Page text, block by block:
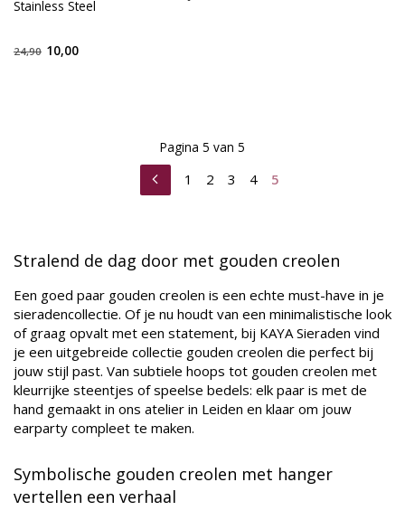
Stainless Steel
24,90 10,00
1 2 3 4 5
Pagina 5 van 5
Stralend de dag door met gouden creolen
Een goed paar gouden creolen is een echte must-have in je
sieradencollectie. Of je nu houdt van een minimalistische look
of graag opvalt met een statement, bij KAYA Sieraden vind
je een uitgebreide collectie gouden creolen die perfect bij
jouw stijl past. Van subtiele hoops tot gouden creolen met
kleurrijke steentjes of speelse bedels: elk paar is met de
hand gemaakt in ons atelier in Leiden en klaar om jouw
earparty compleet te maken.
Symbolische gouden creolen met hanger
vertellen een verhaal